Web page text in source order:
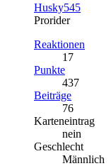
Husky545
Prorider
Reaktionen
17
Punkte
437
Beiträge
76
Karteneintrag
nein
Geschlecht
Männlich